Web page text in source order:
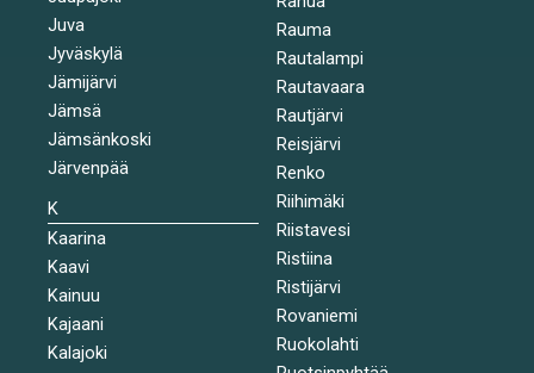
Juva
Jyväskylä
Jämijärvi
Jämsä
Jämsänkoski
Järvenpää
K
Kaarina
Kaavi
Kainuu
Kajaani
Kalajoki
Rauma
Rautalampi
Rautavaara
Rautjärvi
Reisjärvi
Renko
Riihimäki
Riistavesi
Ristiina
Ristijärvi
Rovaniemi
Ruokolahti